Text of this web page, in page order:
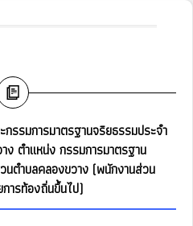
รรมการมาตรฐานจริยธรรมประจำ
ง ตำแหน่ง กรรมการมาตรฐาน
นตำบลคลองขวาง (พนักงานส่วน
ารท้องถิ่นขึ้นไป)